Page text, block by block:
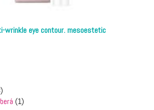
wrinkle eye contour. mesoestetic
€.
43
productos
11